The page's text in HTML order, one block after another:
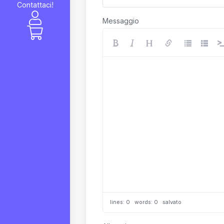
Contattaci!
Messaggio
lines: 0 words: 0 salvato